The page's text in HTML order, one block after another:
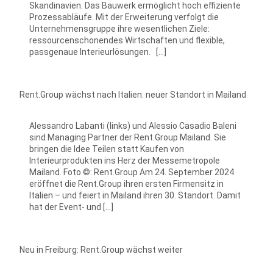
Skandinavien. Das Bauwerk ermöglicht hoch effiziente
Prozessabläufe. Mit der Erweiterung verfolgt die
Unternehmensgruppe ihre wesentlichen Ziele:
ressourcenschonendes Wirtschaften und flexible,
passgenaue Interieurlösungen. […]
Rent.Group wächst nach Italien: neuer Standort in Mailand
Alessandro Labanti (links) und Alessio Casadio Baleni
sind Managing Partner der Rent.Group Mailand. Sie
bringen die Idee Teilen statt Kaufen von
lnterieurprodukten ins Herz der Messemetropole
Mailand. Foto ©: Rent.Group Am 24. September 2024
eröffnet die Rent.Group ihren ersten Firmensitz in
Italien – und feiert in Mailand ihren 30. Standort. Damit
hat der Event- und […]
Neu in Freiburg: Rent.Group wächst weiter